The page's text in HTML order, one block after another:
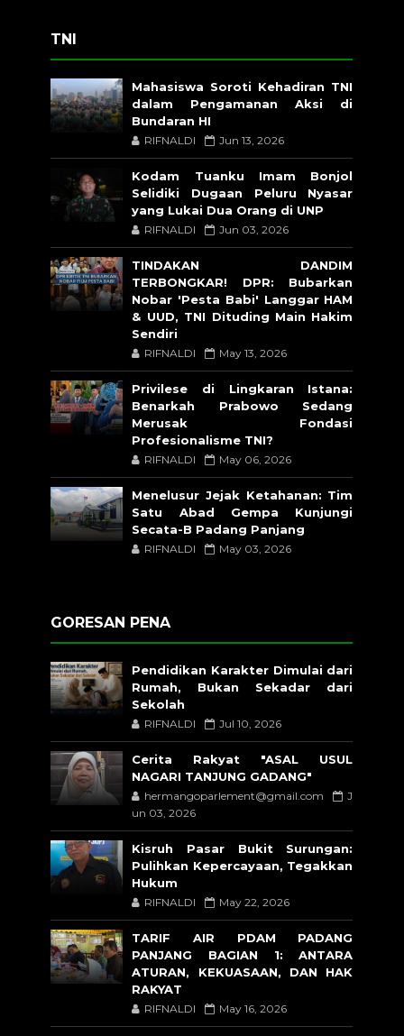
TNI
Mahasiswa Soroti Kehadiran TNI
dalam Pengamanan Aksi di
Bundaran HI
RIFNALDI Jun 13, 2026
Kodam Tuanku Imam Bonjol
Selidiki Dugaan Peluru Nyasar
yang Lukai Dua Orang di UNP
RIFNALDI Jun 03, 2026
TINDAKAN DANDIM
TERBONGKAR! DPR: Bubarkan
Nobar 'Pesta Babi' Langgar HAM
& UUD, TNI Dituding Main Hakim
Sendiri
RIFNALDI May 13, 2026
Privilese di Lingkaran Istana:
Benarkah Prabowo Sedang
Merusak Fondasi
Profesionalisme TNI?
RIFNALDI May 06, 2026
Menelusur Jejak Ketahanan: Tim
Satu Abad Gempa Kunjungi
Secata-B Padang Panjang
RIFNALDI May 03, 2026
GORESAN PENA
Pendidikan Karakter Dimulai dari
Rumah, Bukan Sekadar dari
Sekolah
RIFNALDI Jul 10, 2026
Cerita Rakyat "ASAL USUL
NAGARI TANJUNG GADANG"
hermangoparlement@gmail.com
J
un 03, 2026
Kisruh Pasar Bukit Surungan:
Pulihkan Kepercayaan, Tegakkan
Hukum
RIFNALDI May 22, 2026
TARIF AIR PDAM PADANG
PANJANG BAGIAN 1: ANTARA
ATURAN, KEKUASAAN, DAN HAK
RAKYAT
RIFNALDI May 16, 2026